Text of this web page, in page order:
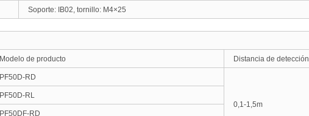
Soporte: IB02, tornillo: M4×25
Modelo de producto Distancia de detección
PF50D-RD
0,1-1,5m
PF50D-RL
PF50DF-RD